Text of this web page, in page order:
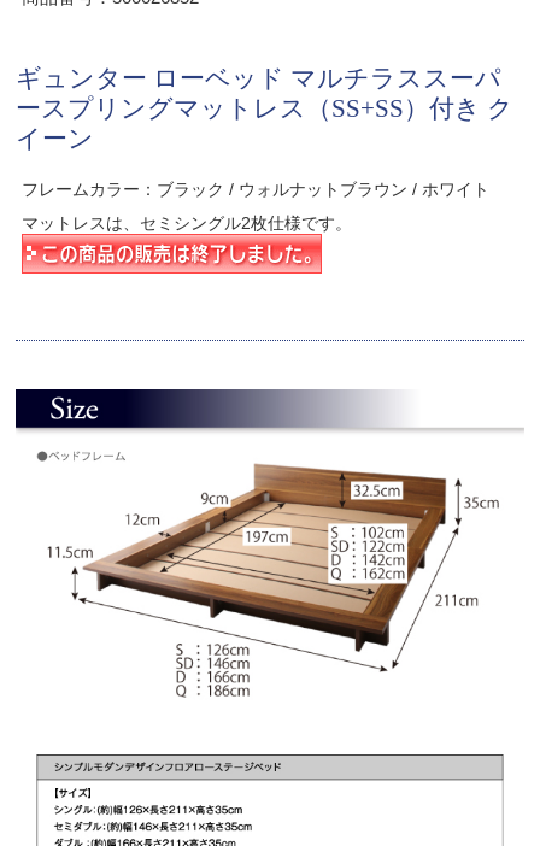
ギュンター ローベッド マルチラススーパ
ースプリングマットレス（SS+SS）付き ク
イーン
フレームカラー：ブラック / ウォルナットブラウン / ホワイト
マットレスは、セミシングル2枚仕様です。